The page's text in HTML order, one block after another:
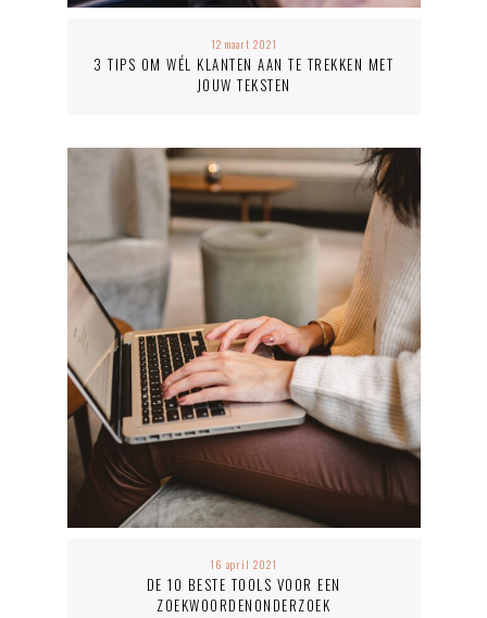
12 maart 2021
3 TIPS OM WÉL KLANTEN AAN TE TREKKEN MET
JOUW TEKSTEN
16 april 2021
DE 10 BESTE TOOLS VOOR EEN
ZOEKWOORDENONDERZOEK